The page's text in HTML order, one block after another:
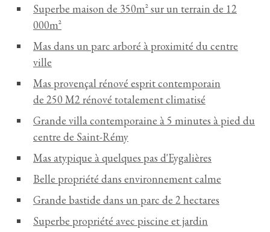
Superbe maison de 350m² sur un terrain de 12
000m²
Mas dans un parc arboré à proximité du centre
ville
Mas provençal rénové esprit contemporain
de 250 M2 rénové totalement climatisé
Grande villa contemporaine à 5 minutes à pied du
centre de Saint-Rémy
Mas atypique à quelques pas d'Eygalières
Belle propriété dans environnement calme
Grande bastide dans un parc de 2 hectares
Superbe propriété avec piscine et jardin